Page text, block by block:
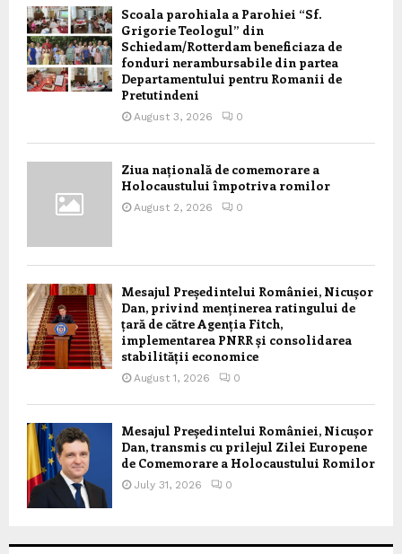
Scoala parohiala a Parohiei “Sf.
Grigorie Teologul” din
Schiedam/Rotterdam beneficiaza de
fonduri nerambursabile din partea
Departamentului pentru Romanii de
Pretutindeni
August 3, 2026 0
Ziua națională de comemorare a
Holocaustului împotriva romilor
August 2, 2026 0
Mesajul Președintelui României, Nicușor
Dan, privind menținerea ratingului de
țară de către Agenția Fitch,
implementarea PNRR și consolidarea
stabilității economice
August 1, 2026 0
Mesajul Președintelui României, Nicușor
Dan, transmis cu prilejul Zilei Europene
de Comemorare a Holocaustului Romilor
July 31, 2026 0